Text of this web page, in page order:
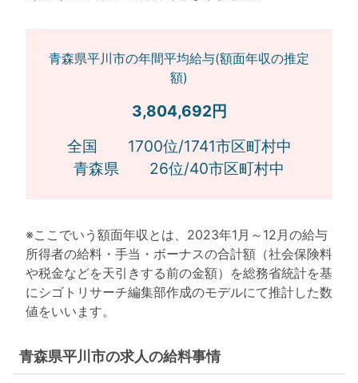
青森県平川市の年間平均給与(額面年収の推定
額)
3,804,692円
全国 1700位/1741市区町村中
青森県 26位/40市区町村中
※ここでいう額面年収とは、2023年1月～12月の給与
所得者の給料・手当・ボーナスの合計額（社会保険料
や税金などを天引きする前の金額）を総務省統計を基
にシゴトリサーチ編集部作成のモデルにて推計した数
値をいいます。
青森県平川市の求人の給料事情